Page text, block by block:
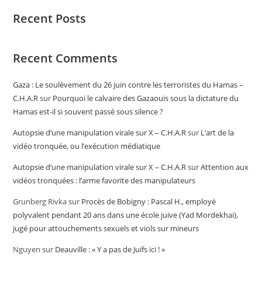
Recent Posts
Recent Comments
Gaza : Le soulèvement du 26 juin contre les terroristes du Hamas –
C.H.A.Rsur Pourquoi le calvaire des Gazaouis sous la dictature du
Hamas est-il si souvent passé sous silence ?
Autopsie d’une manipulation virale sur X – C.H.A.Rsur L’art de la
vidéo tronquée, ou l’exécution médiatique
Autopsie d’une manipulation virale sur X – C.H.A.RsurAttention aux
vidéos tronquées : l’arme favorite des manipulateurs
Grunberg Rivkasur Procès de Bobigny : Pascal H., employé
polyvalent pendant 20 ans dans une école juive (Yad Mordekhai),
jugé pour attouchements sexuels et viols sur mineurs
Nguyen sur Deauville : « Y a pas de Juifs ici ! »